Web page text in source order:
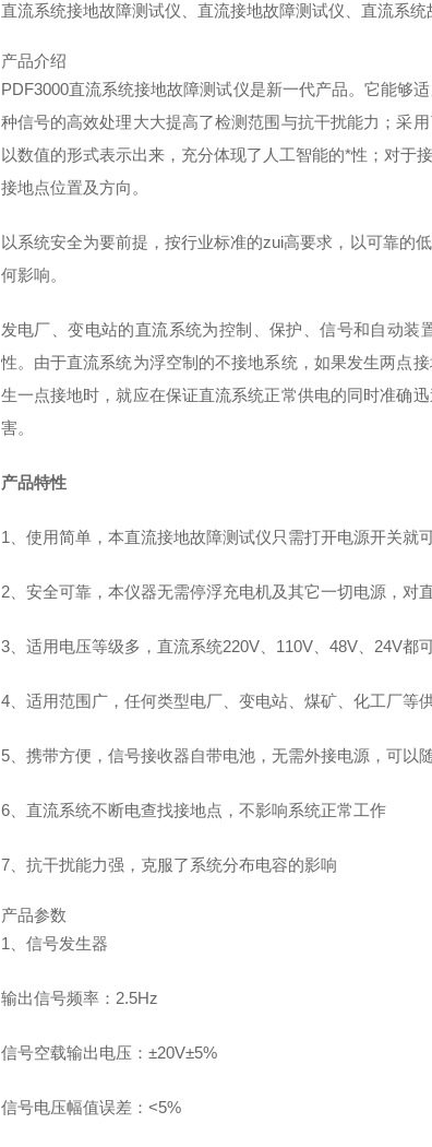
直流系统接地故障测试仪
直流接地故障测试仪 直流系统
产品介绍
PDF3000直流系统接地故障测试仪是新一代产品。它能够
种信号的高效处理大大提高了检测范围与抗干扰能力；采
以数值的形式表示出来，充分体现了人工智能的*性；对于
接地点位置及方向。
以系统安全为要前提，按行业标准的zui高要求，以可靠的
何影响。
发电厂、变电站的直流系统为控制、保护、信号和自动
性。由于直流系统为浮空制的不接地系统，如果发生两点
生一点接地时，就应在保证直流系统正常供电的同时准确
害。
产品特性
1 、使用简单，本直流接地故障测试仪只需打开电源开关就
2、安全可靠，本仪器无需停浮充电机及其它一切电源，对
3、适用电压等级多，直流系统220V、 110V、 48V、 24V都
4、适用范围广，任何类型电厂、变电站、煤矿、化工厂等
5、携带方便，信号接收器自带电池，无需外接电源，可以
6、直流系统不断电查找接地点，不影响系统正常工作
7、抗干扰能力强，克服了系统分布电容的影响
产品参数
1、信号发生器
输出信号频率：2.5Hz
信号空载输出电压：±20V±5%
信号电压幅值误差：<5%